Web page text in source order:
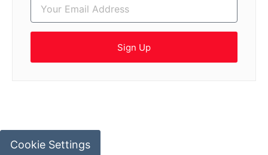
Sign Up
Cookie Settings